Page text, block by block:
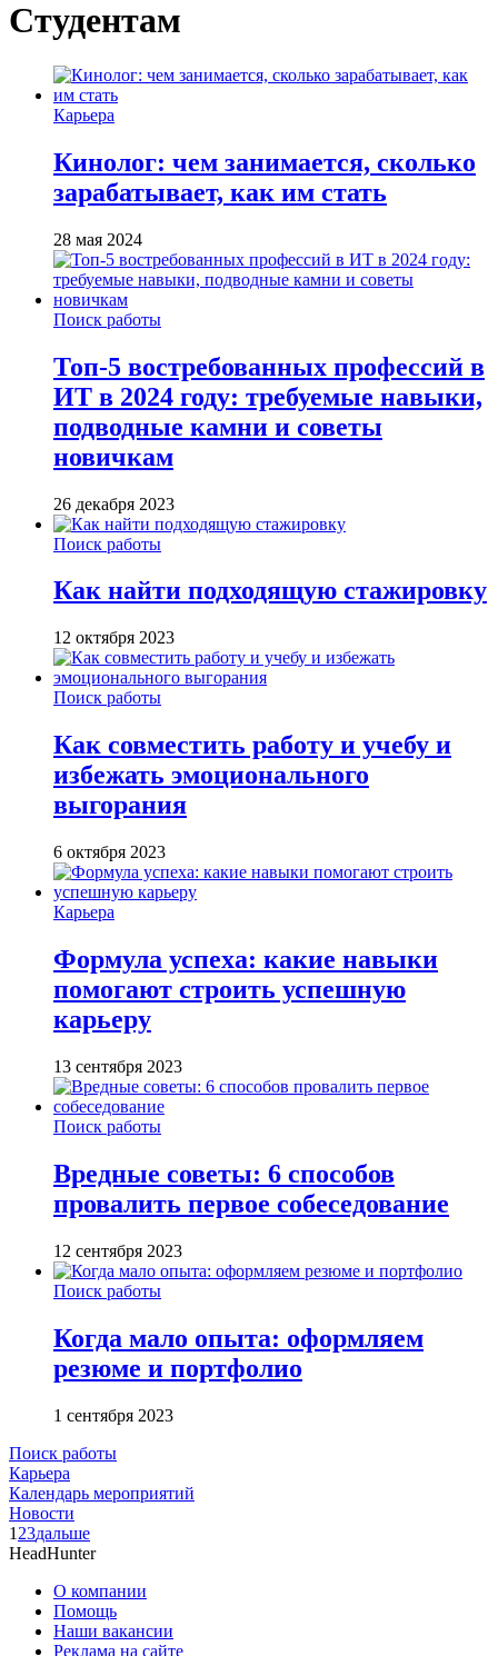
Студентам
Карьера
Кинолог: чем занимается, сколько
зарабатывает, как им стать
28 мая 2024
Поиск работы
Топ-5 востребованных профессий в
ИТ в 2024 году: требуемые навыки,
подводные камни и советы
новичкам
26 декабря 2023
Поиск работы
Как найти подходящую стажировку
12 октября 2023
Поиск работы
Как совместить работу и учебу и
избежать эмоционального
выгорания
6 октября 2023
Карьера
Формула успеха: какие навыки
помогают строить успешную
карьеру
13 сентября 2023
Поиск работы
Вредные советы: 6 способов
провалить первое собеседование
12 сентября 2023
Поиск работы
Когда мало опыта: оформляем
резюме и портфолио
1 сентября 2023
Поиск работы
Карьера
Календарь мероприятий
Новости
1 23дальше
HeadHunter
О компании
Помощь
Наши вакансии
Реклама на сайте